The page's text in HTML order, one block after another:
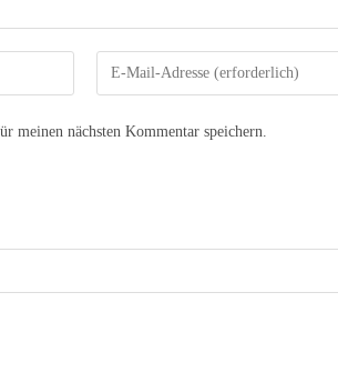
meinen nächsten Kommentar speichern.